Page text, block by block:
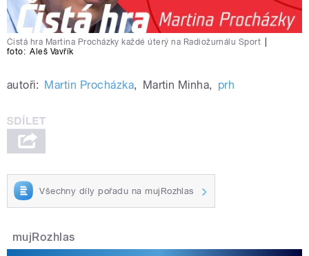
Čistá hra Martina Procházky každé úterý na Radiožurnálu Sport
foto: Aleš Vavřík
autoři: Martin Procházka, Martin Minha, prh
Všechny díly pořadu na mujRozhlas
mujRozhlas